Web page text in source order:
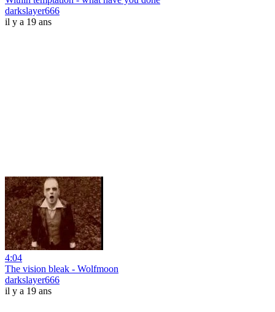
darkslayer666
il y a 19 ans
4:04
The vision bleak - Wolfmoon
darkslayer666
il y a 19 ans